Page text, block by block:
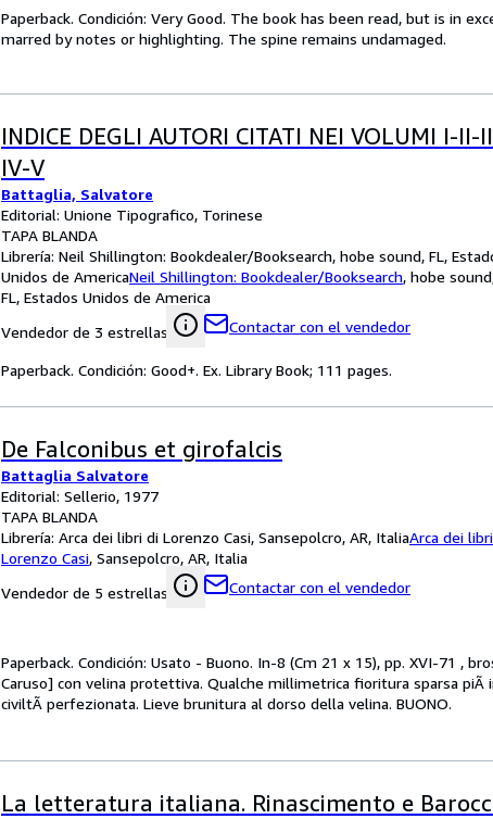
Paperback. Condición: Very Good. The book has been read, but is in
marred by notes or highlighting. The spine remains undamaged.
INDICE DEGLI AUTORI CITATI NEI VOLUMI I-II-
IV-V
Battaglia, Salvatore
Editorial: Unione Tipografico, Torinese
TAPA BLANDA
Librería: Neil Shillington: Bookdealer/Booksearch, hobe sound, FL,
Unidos de AmericaNeil Shillington: Bookdealer/Booksearch, hobe
FL, Estados Unidos de America
Vendedor de 3 estrellas
Contactar con el vendedor
Paperback. Condición: Good+. Ex. Library Book; 111 pages.
De Falconibus et girofalcis
Battaglia Salvatore
Editorial: Sellerio, 1977
TAPA BLANDA
Librería: Arca dei libri di Lorenzo Casi, Sansepolcro, AR, ItaliaArca dei
Lorenzo Casi, Sansepolcro, AR, Italia
Vendedor de 5 estrellas
Contactar con el vendedor
Paperback. Condición: Usato - Buono. In-8 (Cm 21 x 15), pp. XVI-71 ,
Caruso] con velina protettiva. Qualche millimetrica fioritura sparsa piÃ
civiltÃ perfezionata. Lieve brunitura al dorso della velina. BUONO.
La letteratura italiana. Rinascimento e